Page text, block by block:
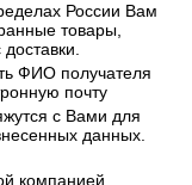
России Вам
товары,
ФИО получателя
почту
с Вами для
данных.
компанией,